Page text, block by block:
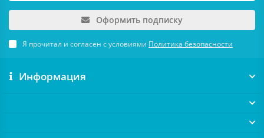
Оформить подписку
Я прочитал и согласен с условиями Политика безопасности
Информация